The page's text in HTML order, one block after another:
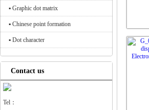
▪ Graphic dot matrix
▪ Chinese point formation
▪ Dot character
Contact us
Tel：